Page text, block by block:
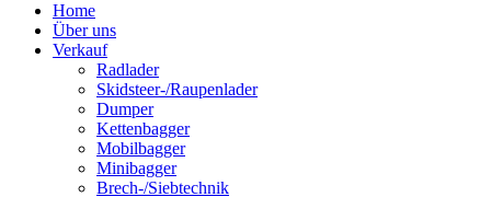
Home
Über uns
Verkauf
Radlader
Skidsteer-/Raupenlader
Dumper
Kettenbagger
Mobilbagger
Minibagger
Brech-/Siebtechnik